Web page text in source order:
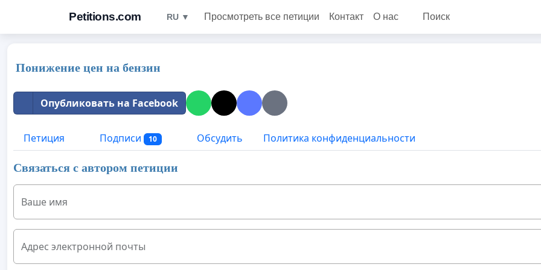
Petitions.com RU ▼ Просмотреть все петиции Контакт О нас Поиск
Понижение цен на бензин
Опубликовать на Facebook
Петиция Подписи 10 Обсудить Политика конфиденциальности
Связаться с автором петиции
Ваше имя
Адрес электронной почты